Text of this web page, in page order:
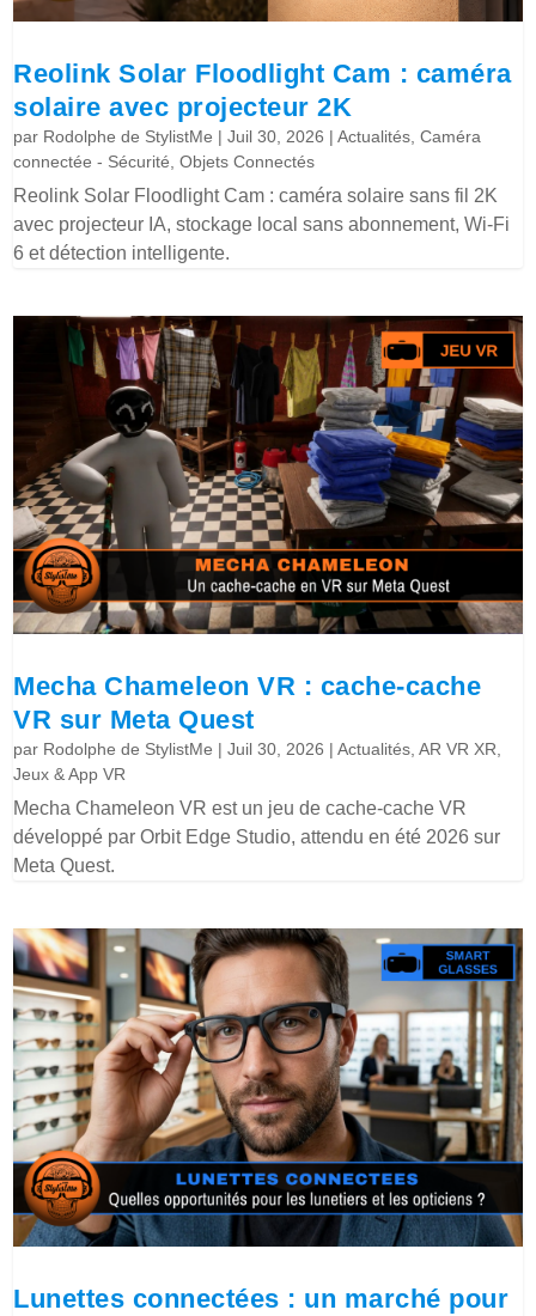
Reolink Solar Floodlight Cam : caméra
solaire avec projecteur 2K
par Rodolphe de StylistMe |Juil 30, 2026 |Actualités ,Caméra
connectée - Sécurité ,Objets Connectés
Reolink Solar Floodlight Cam : caméra solaire sans fil 2K
avec projecteur IA, stockage local sans abonnement, Wi-Fi
6 et détection intelligente.
Mecha Chameleon VR : cache-cache
VR sur Meta Quest
par Rodolphe de StylistMe |Juil 30, 2026 |Actualités ,AR VR XR
Jeux & App VR
Mecha Chameleon VR est un jeu de cache-cache VR
développé par Orbit Edge Studio, attendu en été 2026 sur
Meta Quest.
Lunettes connectées : un marché pour